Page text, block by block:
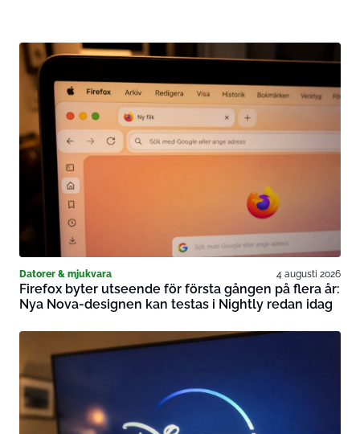
Datorer & mjukvara 4 augusti 2026
Firefox byter utseende för första gången på flera år:
Nya Nova-designen kan testas i Nightly redan idag